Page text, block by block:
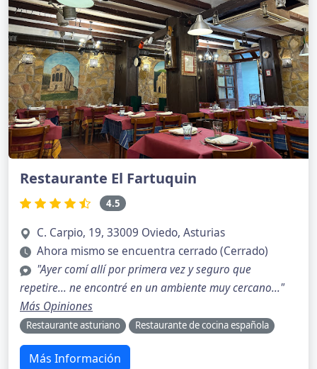
Restaurante El Fartuquin
4.5
C. Carpio, 19, 33009 Oviedo, Asturias
Ahora mismo se encuentra cerrado (Cerrado)
"Ayer comí allí por primera vez y seguro que
repetire... ne encontré en un ambiente muy cercano..."
Más Opiniones
Restaurante asturiano Restaurante de cocina española
Más Información